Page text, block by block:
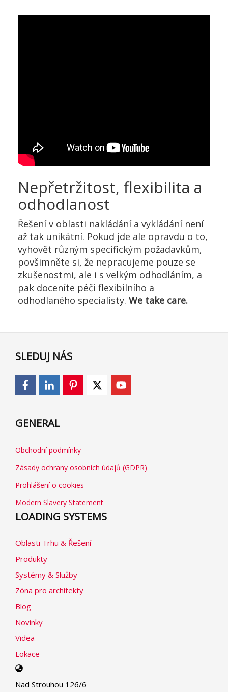
Nepřetržitost, flexibilita a
odhodlanost
Řešení v oblasti nakládání a vykládání není
až tak unikátní. Pokud jde ale opravdu o to,
vyhovět různým specifickým požadavkům,
povšimněte si, že nepracujeme pouze se
zkušenostmi, ale i s velkým odhodláním, a
pak doceníte péči flexibilního a
odhodlaného specialisty. We take care.
SLEDUJ NÁS
GENERAL
Obchodní podmínky
Zásady ochrany osobních údajů (GDPR)
Prohlášení o cookies
Modern Slavery Statement
LOADING SYSTEMS
Oblasti Trhu & Řešení
Produkty
Systémy & Služby
Zóna pro architekty
Blog
Novinky
Videa
Lokace
Select
language
Nad Strouhou 126/6